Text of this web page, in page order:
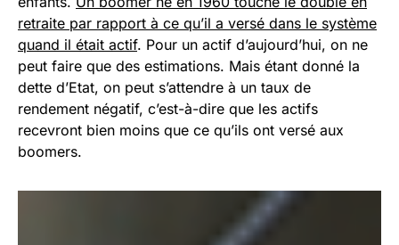
retraite par rapport à ce qu’il a versé dans le système
quand il était actif. Pour un actif d’aujourd’hui, on ne
peut faire que des estimations. Mais étant donné la
dette d’Etat, on peut s’attendre à un taux de
rendement négatif, c’est-à-dire que les actifs
recevront bien moins que ce qu’ils ont versé aux
boomers.